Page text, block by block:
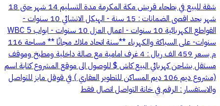
شقة للبيع في بطحاء قريش مكة المكرمة مدة التسليم 14 شهر حتى 18
شهر بحد اقصى الضمانات : 15 سنة - الهيكل الانشائي 10 سنوات -
القواطع الكهربائية 10 سنوات - اعمال العزل 10 سنوات - ابواب WBC 5
سنوات- على السباكة والكهرباء **سنة اتحاد ملاك مجانًا ** مساحة 116
م بسعر 459 الف ريال : 4 غرف امامية مع صالة داخلية ومطبخ وموقف
مستقل بشاحن كهربائي البيع كاش $ للوصول الى موقع المشروع كتابة اسم
(مشروع ديم 106 ديم المساكن للتطوير العقاري ) في قوقل مابز للتواصل
والاستفسار : الرقم في خانة التواصل اتصال فقط